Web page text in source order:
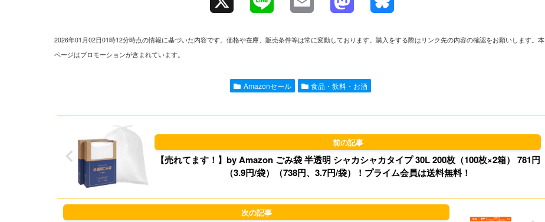
l o
d
o
n
k
2026年01月02日01時12分時点の情報に基づいた内容です。価格や在庫、販売条件等は常に変動しております。購入をする際はリンク先の内容の確認をお願いします。本
ページはプロモーションが含まれています。
Amazonセール 食品・飲料・お酒
【売れてます！】by Amazon ごみ袋 半透明 シャカシャカタイプ 30L 200枚（100枚×2箱） 781円
（3.9円/袋）（738円、3.7円/袋）！プライム会員は送料無料！